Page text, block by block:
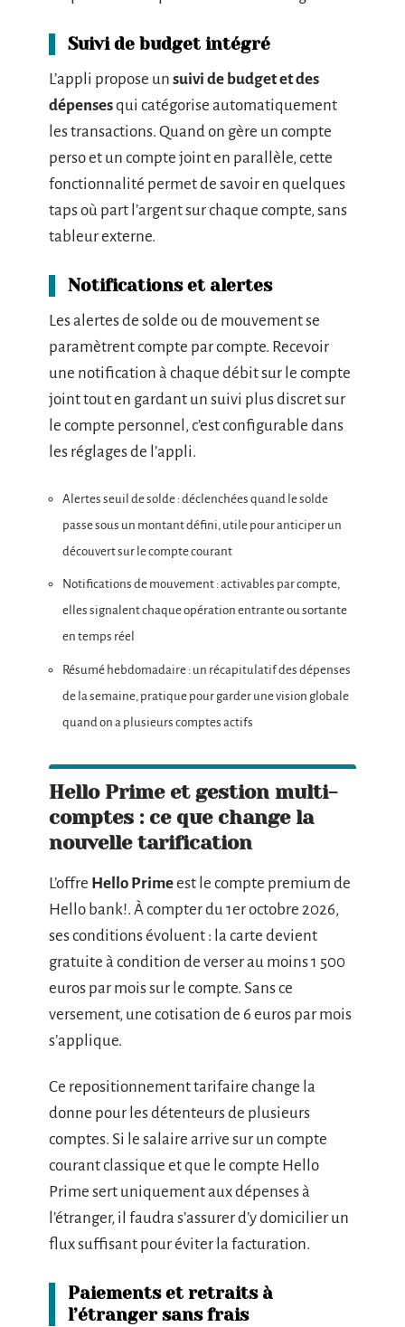
Suivi de budget intégré
L’appli propose un suivi de budget et des
dépensesqui catégorise automatiquement
les transactions. Quand on gère un compte
perso et un compte joint en parallèle, cette
fonctionnalité permet de savoir en quelques
taps où part l’argent sur chaque compte, sans
tableur externe.
Notifications et alertes
Les alertes de solde ou de mouvement se
paramètrent compte par compte. Recevoir
une notification à chaque débit sur le compte
joint tout en gardant un suivi plus discret sur
le compte personnel, c’est configurable dans
les réglages de l’appli.
Alertes seuil de solde : déclenchées quand le solde
passe sous un montant défini, utile pour anticiper un
découvert sur le compte courant
Notifications de mouvement : activables par compte,
elles signalent chaque opération entrante ou sortante
en temps réel
Résumé hebdomadaire : un récapitulatif des dépenses
de la semaine, pratique pour garder une vision globale
quand on a plusieurs comptes actifs
Hello Prime et gestion multi-
comptes : ce que change la
nouvelle tarification
L’offre Hello Primeest le compte premium de
Hello bank!. À compter du 1er octobre 2026,
ses conditions évoluent : la carte devient
gratuite à condition de verser au moins 1 500
euros par mois sur le compte. Sans ce
versement, une cotisation de 6 euros par mois
s’applique.
Ce repositionnement tarifaire change la
donne pour les détenteurs de plusieurs
comptes. Si le salaire arrive sur un compte
courant classique et que le compte Hello
Prime sert uniquement aux dépenses à
l’étranger, il faudra s’assurer d’y domicilier un
flux suffisant pour éviter la facturation.
Paiements et retraits à
l’étranger sans frais